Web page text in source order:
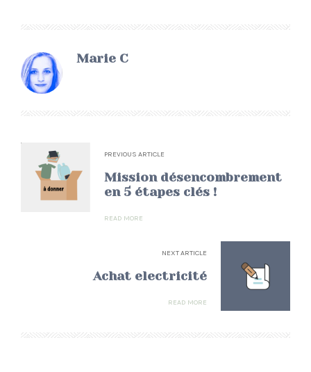
Marie C
PREVIOUS ARTICLE
Mission désencombrement
en 5 étapes clés !
READ MORE
NEXT ARTICLE
Achat electricité
READ MORE